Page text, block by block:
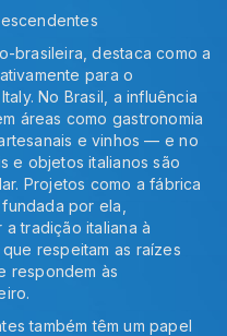
brasileira, destaca como a
para o
No Brasil, a influência
áreas como gastronomia
e vinhos — e no
e objetos italianos são
Projetos como a fábrica
por ela,
tradição italiana à
respeitam as raízes
respondem às
também têm um papel